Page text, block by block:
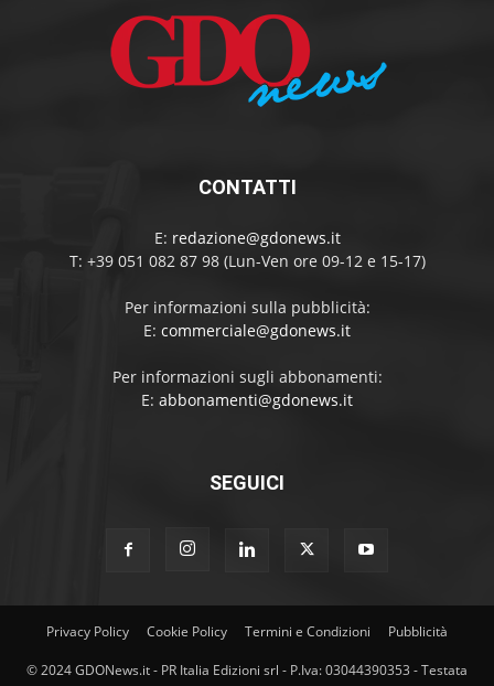
CONTATTI
E: redazione@gdonews.it
T: +39 051 082 87 98 (Lun-Ven ore 09-12 e 15-17)
Per informazioni sulla pubblicità:
E: commerciale@gdonews.it
Per informazioni sugli abbonamenti:
E: abbonamenti@gdonews.it
SEGUICI
Privacy Policy Cookie Policy Termini e Condizioni Pubblicità
© 2024 GDONews.it - PR Italia Edizioni srl - P.Iva: 03044390353 - Testata